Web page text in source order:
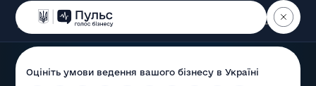
Пошук